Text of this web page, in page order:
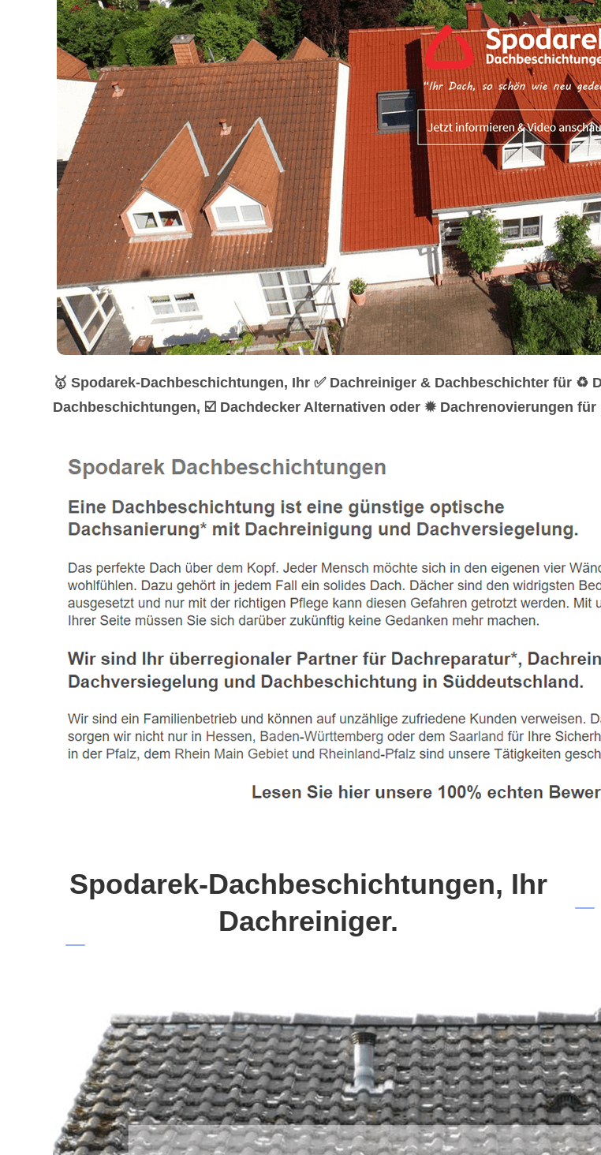
🥇 Spodarek-Dachbeschichtungen, Ihr ✅ Dachreiniger & Dachbeschichter für
Dachbeschichtungen, ☑️ Dachdecker Alternativen oder ✹ Dachrenovierungen
Spodarek-Dachbeschichtungen, Ihr
Dachreiniger.